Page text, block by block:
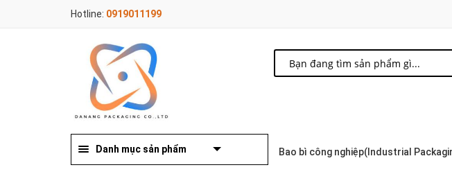
Hotline: 0919011199
Danh mục sản phẩm Bao bì công nghiệp(Industrial